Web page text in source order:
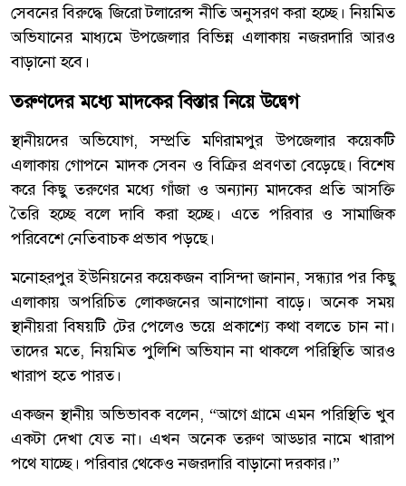
সেবনের বিরুদ্ধে জিরো টলারেন্স নীতি অনুসরণ করা হচ্ছে। নিয়মিত
অভিযানের মাধ্যমে উপজেলার বিভিন্ন এলাকায় নজরদারি আরও
বাড়ানো হবে।
তরুণদের মধ্যে মাদকের বিস্তার নিয়ে উদ্বেগ
স্থানীয়দের অভিযোগ, সম্প্রতি মণিরামপুর উপজেলার কয়েকটি
এলাকায় গোপনে মাদক সেবন ও বিক্রির প্রবণতা বেড়েছে। বিশেষ
করে কিছু তরুণের মধ্যে গাঁজা ও অন্যান্য মাদকের প্রতি আসক্তি
তৈরি হচ্ছে বলে দাবি করা হচ্ছে। এতে পরিবার ও সামাজিক
পরিবেশে নেতিবাচক প্রভাব পড়ছে।
মনোহরপুর ইউনিয়নের কয়েকজন বাসিন্দা জানান, সন্ধ্যার পর কিছু
এলাকায় অপরিচিত লোকজনের আনাগোনা বাড়ে। অনেক সময়
স্থানীয়রা বিষয়টি টের পেলেও ভয়ে প্রকাশ্যে কথা বলতে চান না।
তাদের মতে, নিয়মিত পুলিশি অভিযান না থাকলে পরিস্থিতি আরও
খারাপ হতে পারত।
একজন স্থানীয় অভিভাবক বলেন, “আগে গ্রামে এমন পরিস্থিতি খুব
একটা দেখা যেত না। এখন অনেক তরুণ আড্ডার নামে খারাপ
পথে যাচ্ছে। পরিবার থেকেও নজরদারি বাড়ানো দরকার।”